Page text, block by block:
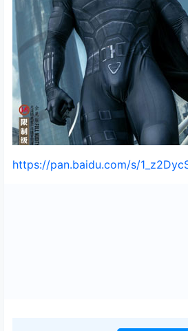
https://pan.baidu.com/s/